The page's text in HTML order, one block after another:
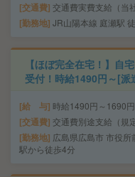
交通費 交通費実費支給（当
勤務地 JR山陽本線 庭瀬駅
【ほぼ完全在宅！】自
受付！時給1490円～[派
給 与 時給1490円～1690円
交通費 交通費別途支給（規定
勤務地 広島県広島市 市役
駅から徒歩4分